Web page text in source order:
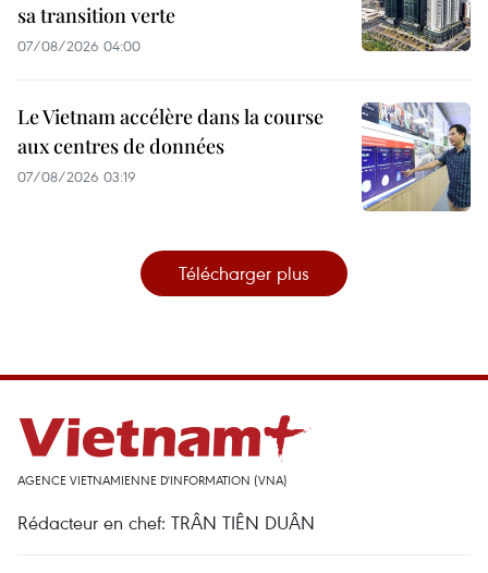
sa transition verte
07/08/2026 04:00
Le Vietnam accélère dans la course
aux centres de données
07/08/2026 03:19
Télécharger plus
AGENCE VIETNAMIENNE D'INFORMATION (VNA)
Rédacteur en chef: TRÂN TIÊN DUÂN